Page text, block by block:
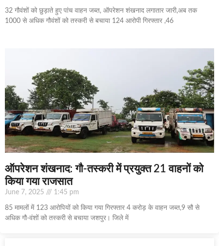
32 गौवंशों को छुड़ाते हुए पांच वाहन जब्त, ऑपरेशन शंखनाद लगातार जारी,अब तक
1000 से अधिक गौवंशों को तस्करी से बचाया 124 आरोपी गिरफ्तार ,46
ऑपरेशन शंखनाद: गौ-तस्करी में प्रयुक्त 21 वाहनों को
किया गया राजसात
June 7, 2025 1:45 pm
85 मामलों में 123 आरोपियों को किया गया गिरफ्तार 4 करोड़ के वाहन जब्त,9 सौ से
अधिक गौ-वंशों को तस्करी से बचाया जशपुर। जिले में